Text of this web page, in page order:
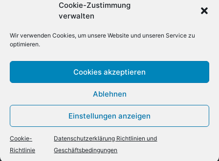
Cookie-Zustimmung
verwalten
Wir verwenden Cookies, um unsere Website und unseren Service zu
optimieren.
Cookies akzeptieren
Ablehnen
Einstellungen anzeigen
Cookie-
Richtlinie
Datenschutzerklärung Richtlinien und
Geschäftsbedingungen
Geschäftsbedingungen
Retouren
Adresse
Treboux Fahrzeug - Technik AG
3076 Worb
Kontakt
Telefon: +41 (0)33 221 98 44
Mobile +41 (0)79 403 8 403